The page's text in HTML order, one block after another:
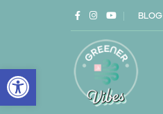
Open toolbar
BLOG